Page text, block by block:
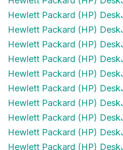
Hewlett Packard (HP)
Hewlett Packard (HP)
Hewlett Packard (HP)
Hewlett Packard (HP)
Hewlett Packard (HP)
Hewlett Packard (HP)
Hewlett Packard (HP)
Hewlett Packard (HP)
Hewlett Packard (HP)
Hewlett Packard (HP)